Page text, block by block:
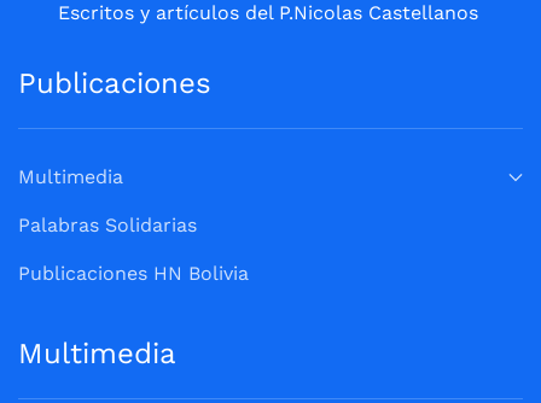
Escritos y artículos del P.Nicolas Castellanos
Publicaciones
Multimedia
Palabras Solidarias
Publicaciones HN Bolivia
Multimedia